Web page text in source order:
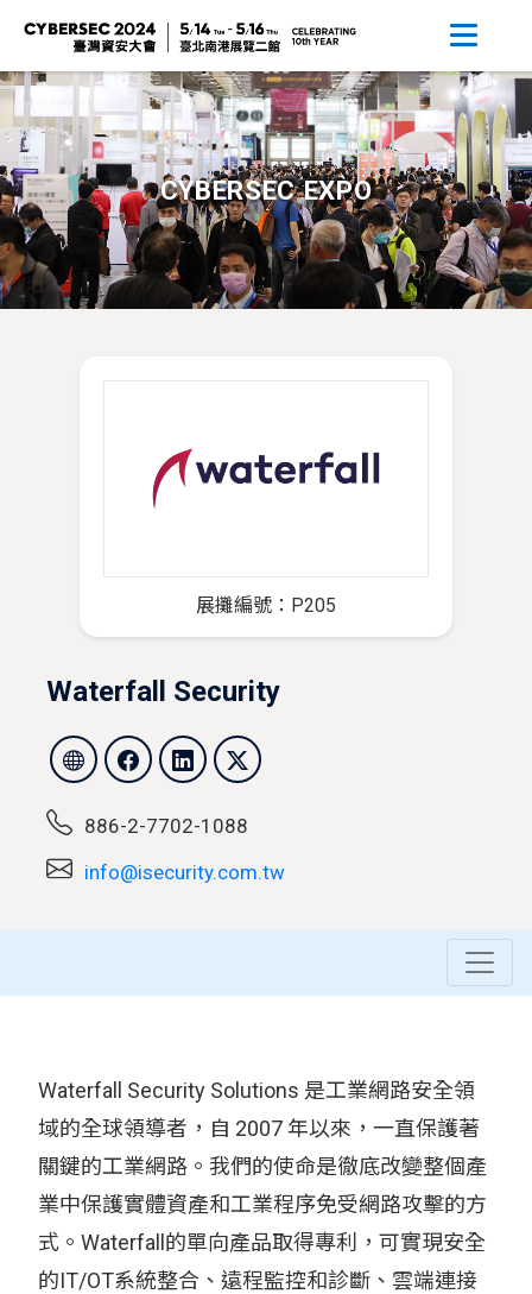
CYBERSEC EXPO
展攤編號：P205
Waterfall Security
886-2-7702-1088
info@isecurity.com.tw
Waterfall Security Solutions 是工業網路安全領
域的全球領導者，自 2007 年以來，一直保護著
關鍵的工業網路。我們的使命是徹底改變整個產
業中保護實體資產和工業程序免受網路攻擊的方
式。Waterfall的單向產品取得專利，可實現安全
的IT/OT系統整合、遠程監控和診斷、雲端連接